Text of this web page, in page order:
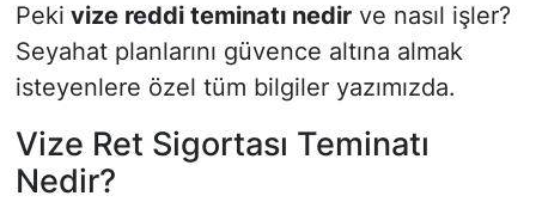
Peki vize reddi teminatı nedirve nasıl işler?
Seyahat planlarını güvence altına almak
isteyenlere özel tüm bilgiler yazımızda.
Vize Ret Sigortası Teminatı
Nedir?
VİDEO GALERİ
YAŞAM